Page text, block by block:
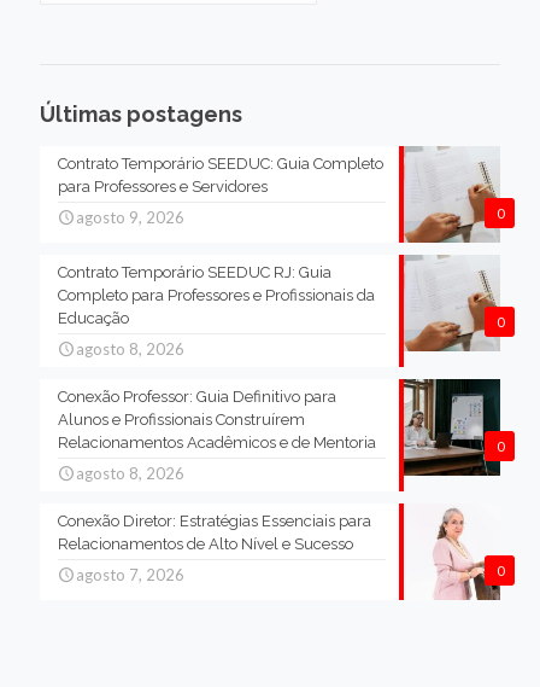
Últimas postagens
0
Contrato Temporário SEEDUC: Guia Completo
para Professores e Servidores
agosto 9, 2026
0
Contrato Temporário SEEDUC RJ: Guia
Completo para Professores e Profissionais da
Educação
agosto 8, 2026
0
Conexão Professor: Guia Definitivo para
Alunos e Profissionais Construírem
Relacionamentos Acadêmicos e de Mentoria
agosto 8, 2026
0
Conexão Diretor: Estratégias Essenciais para
Relacionamentos de Alto Nível e Sucesso
agosto 7, 2026